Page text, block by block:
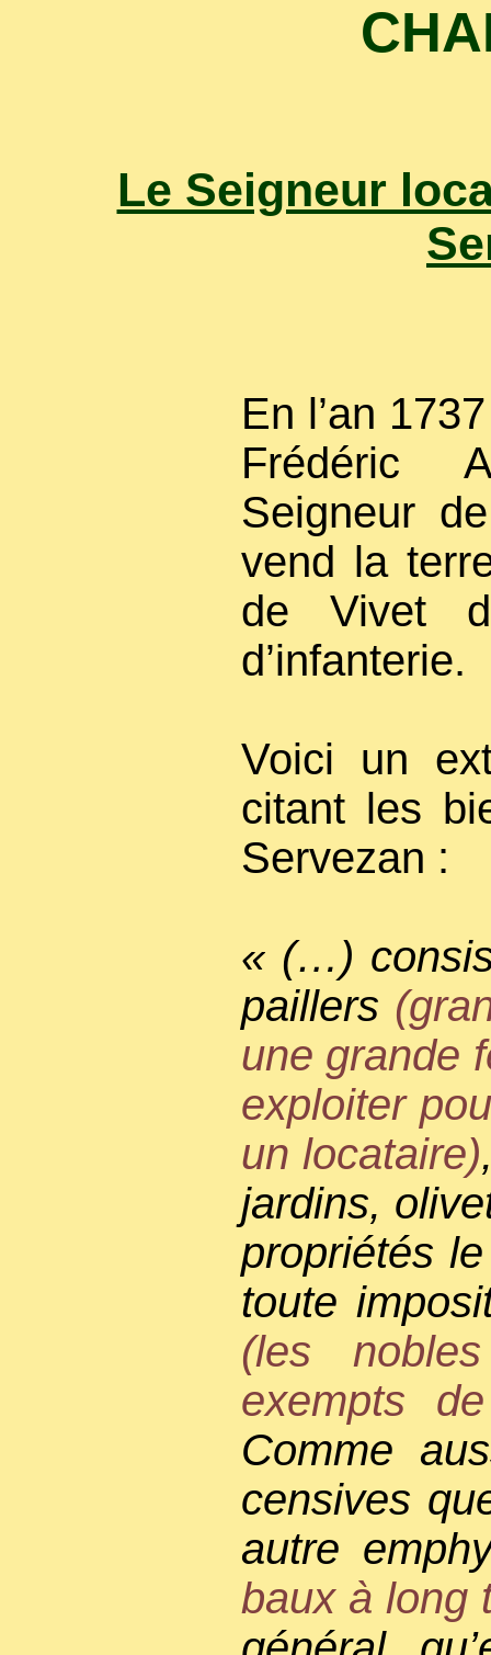
Le Seigneur
En l’an
Frédéric
Seigneur
vend la
de Vivet
d’infanterie.
Voici un
citant les
Servezan :
« (…)
paillers
une grande
exploiter
un locataire)
jardins,
propriétés
toute
(les
exempts
Comme
censives
autre
baux à long